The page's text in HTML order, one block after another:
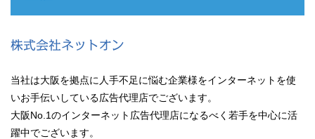
株式会社ネットオン
当社は大阪を拠点に人手不足に悩む企業様をインターネットを使
いお手伝いしている広告代理店でございます。
大阪No.1のインターネット広告代理店になるべく若手を中心に活
躍中でございます。